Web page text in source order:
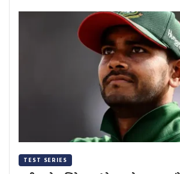
TEST SERIES